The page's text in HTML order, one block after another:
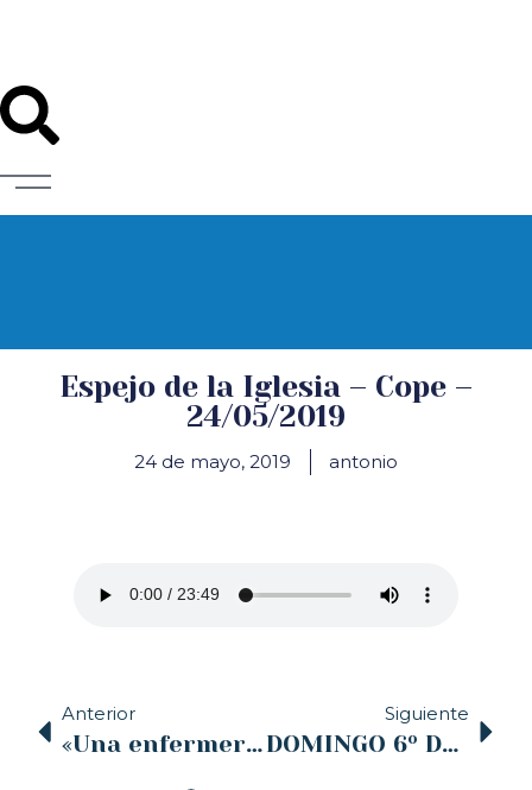
Espejo de la Iglesia – Cope –
24/05/2019
24 de mayo, 2019 antonio
Anterior
«Una enfermera abortista de Bilbao se convierte en el Himalaya»
Siguiente
DOMINGO 6º DE PASCUA (26 de mayo)